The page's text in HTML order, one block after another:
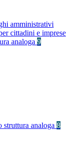
amministrativi
cittadini e imprese
analoga 9
analoga 8